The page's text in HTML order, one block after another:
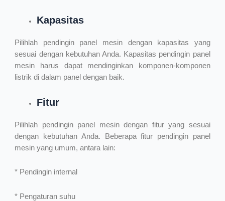
Kapasitas
Pilihlah pendingin panel mesin dengan kapasitas yang
sesuai dengan kebutuhan Anda. Kapasitas pendingin panel
mesin harus dapat mendinginkan komponen-komponen
listrik di dalam panel dengan baik.
Fitur
Pilihlah pendingin panel mesin dengan fitur yang sesuai
dengan kebutuhan Anda. Beberapa fitur pendingin panel
mesin yang umum, antara lain:
* Pendingin internal
* Pengaturan suhu